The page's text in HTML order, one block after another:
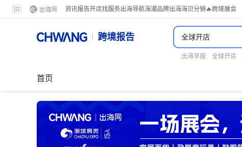
资讯报告开店找服务出海导航海潮品牌出海海贝分销 🔥跨境展会
跨境报告
出海早报 全球开店
首页